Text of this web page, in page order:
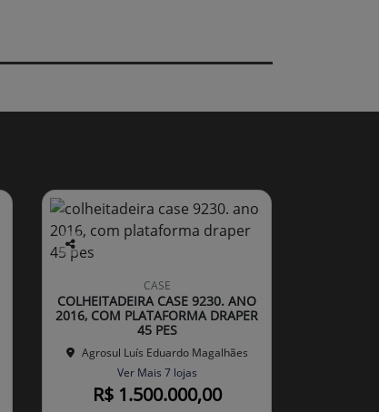
Co
arti
lhe
CASE
COLHEITADEIRA CASE 9230. ANO
2016, COM PLATAFORMA DRAPER
45 PES
Agrosul Luís Eduardo Magalhães
Ver Mais 7 lojas
R$ 1.500.000,00